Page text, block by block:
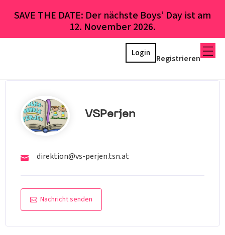
SAVE THE DATE: Der nächste Boys’ Day ist am
12. November 2026.
Registrieren
Login
VSPerjen
direktion@vs-perjen.tsn.at
Nachricht senden